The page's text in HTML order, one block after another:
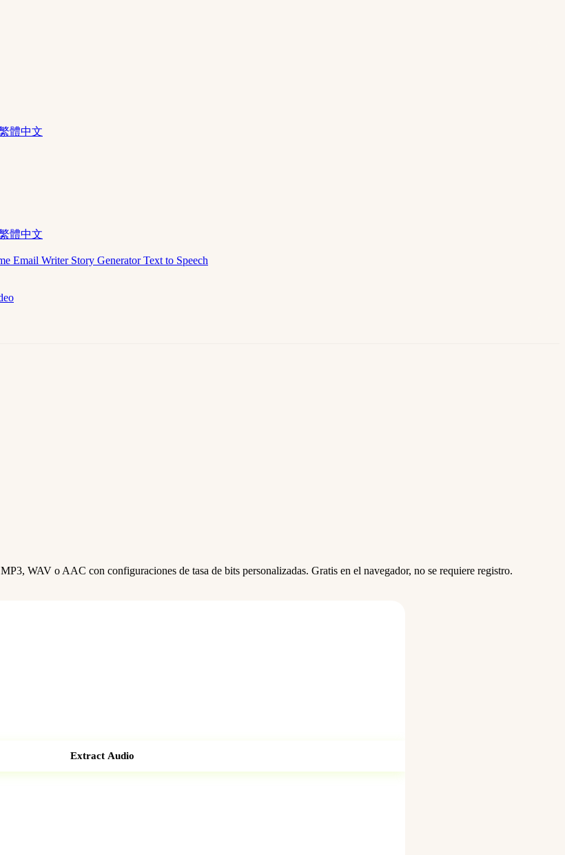
體中文
體中文
Email Writer Story GeneratorText to Speech
WAV o AAC con configuraciones de tasa de bits personalizadas. Gratis en el navegador, no se requiere registro.
Extract Audio